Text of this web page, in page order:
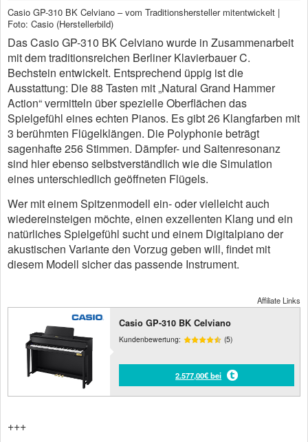
Casio GP-310 BK Celviano – vom Traditionshersteller mitentwickelt |
Foto: Casio (Herstellerbild)
Das Casio GP-310 BK Celviano wurde in Zusammenarbeit
mit dem traditionsreichen Berliner Klavierbauer C.
Bechstein entwickelt. Entsprechend üppig ist die
Ausstattung: Die 88 Tasten mit „Natural Grand Hammer
Action“ vermitteln über spezielle Oberflächen das
Spielgefühl eines echten Pianos. Es gibt 26 Klangfarben mit
3 berühmten Flügelklängen. Die Polyphonie beträgt
sagenhafte 256 Stimmen. Dämpfer- und Saitenresonanz
sind hier ebenso selbstverständlich wie die Simulation
eines unterschiedlich geöffneten Flügels.
Wer mit einem Spitzenmodell ein- oder vielleicht auch
wiedereinsteigen möchte, einen exzellenten Klang und ein
natürliches Spielgefühl sucht und einem Digitalpiano der
akustischen Variante den Vorzug geben will, findet mit
diesem Modell sicher das passende Instrument.
Affiliate Links
Casio GP-310 BK Celviano
Kundenbewertung: (5)
2.577,00€ bei
+++